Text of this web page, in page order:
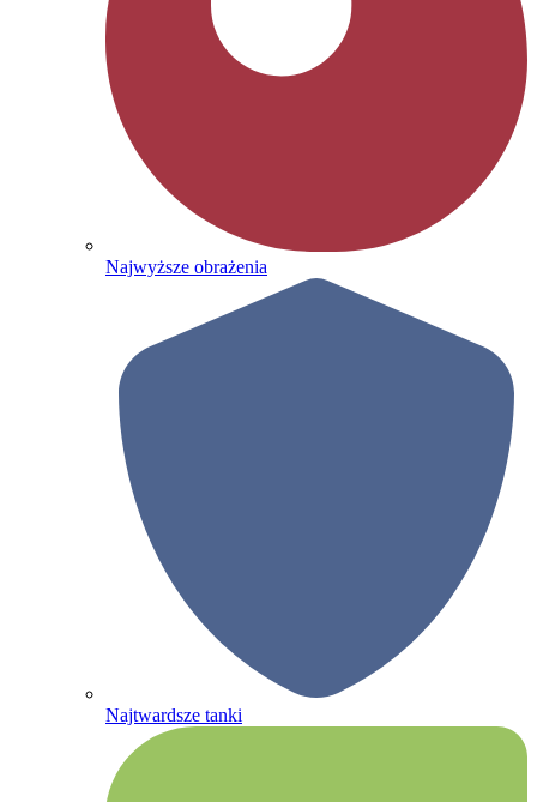
Najwyższe obrażenia
Najtwardsze tanki